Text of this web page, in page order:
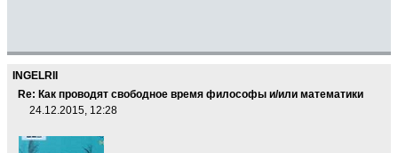
INGELRII
Re: Как проводят свободное время философы и/или математики
24.12.2015, 12:28